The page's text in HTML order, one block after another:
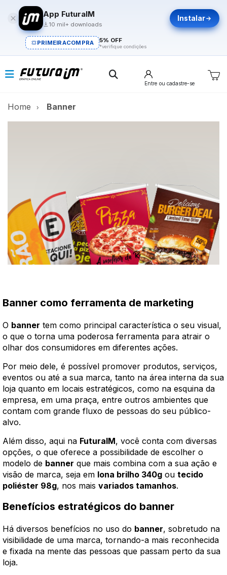
App FuturaIM
10 mil+ downloads
Instalar
PRIMEIRACOMPRA 5% OFF
*verifique condições
Entre ou cadastre-se
Home Banner
Banner como ferramenta de marketing
O banner tem como principal característica o seu visual,
o que o torna uma poderosa ferramenta para atrair o
olhar dos consumidores em diferentes ações.
Por meio dele, é possível promover produtos, serviços,
eventos ou até a sua marca, tanto na área interna da sua
loja quanto em locais estratégicos, como na esquina da
empresa, em uma praça, entre outros ambientes que
contam com grande fluxo de pessoas do seu público-
alvo.
Além disso, aqui na FuturaIM, você conta com diversas
opções, o que oferece a possibilidade de escolher o
modelo de banner que mais combina com a sua ação e
visão de marca, seja em lona brilho 340g ou tecido
poliéster 98g, nos mais variados tamanhos.
Benefícios estratégicos do banner
Há diversos benefícios no uso do banner, sobretudo na
visibilidade de uma marca, tornando-a mais reconhecida
e fixada na mente das pessoas que passam perto da sua
loja.